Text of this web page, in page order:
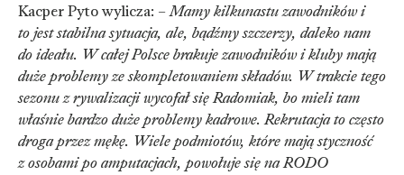
Kacper Pyto wylicza: –Mamy kilkunastu zawodników i
to jest stabilna sytuacja, ale, bądźmy szczerzy, daleko nam
do ideału. W całej Polsce brakuje zawodników i kluby mają
duże problemy ze skompletowaniem składów. W trakcie tego
sezonu z rywalizacji wycofał się Radomiak, bo mieli tam
właśnie bardzo duże problemy kadrowe. Rekrutacja to często
droga przez mękę. Wiele podmiotów, które mają styczność
z osobami po amputacjach, powołuje się na RODO